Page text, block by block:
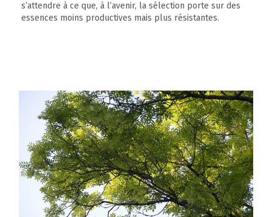
s’attendre à ce que, à l’avenir, la sélection porte sur des
essences moins productives mais plus résistantes.